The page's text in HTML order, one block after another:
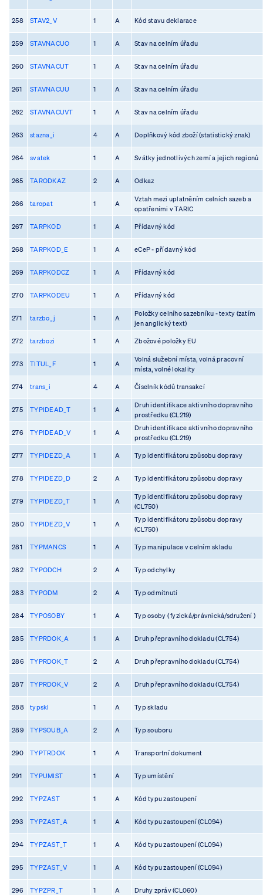
258 STAV2_V 1 A Kód stavu deklarace
259 STAVNACUO 1 A Stav na celním úřadu
260 STAVNACUT 1 A Stav na celním úřadu
261 STAVNACUU 1 A Stav na celním úřadu
262 STAVNACUVT 1 A Stav na celním úřadu
263 stazna_i 4 A Doplňkový kód zboží (statistický znak)
264 svatek 1 A Svátky jednotlivých zemí a jejich regionů
265 TARODKAZ 2 A Odkaz
266 taropat 1 A
Vztah mezi uplatněním celních sazeb a
opatřeními v TARIC
267 TARPKOD 1 A Přídavný kód
268 TARPKOD_E 1 A eCeP - přídavný kód
269 TARPKODCZ 1 A Přídavný kód
270 TARPKODEU 1 A Přídavný kód
271 tarzbo_j 1 A
Položky celního sazebníku - texty (zatím
jen anglický text)
272 tarzbozi 1 A Zbožové položky EU
273 TITUL_F 1 A
Volná služební místa, volná pracovní
místa, volné lokality
274 trans_i 4 A Číselník kódů transakcí
275 TYPIDEAD_T 1 A
Druh identifikace aktivního dopravního
prostředku (CL219)
276 TYPIDEAD_V 1 A
Druh identifikace aktivního dopravního
prostředku (CL219)
277 TYPIDEZD_A 1 A Typ identifikátoru způsobu dopravy
278 TYPIDEZD_D 2 A Typ identifikátoru způsobu dopravy
279 TYPIDEZD_T 1 A
Typ identifikátoru způsobu dopravy
(CL750)
280 TYPIDEZD_V 1 A
Typ identifikátoru způsobu dopravy
(CL750)
281 TYPMANCS 1 A Typ manipulace v celním skladu
282 TYPODCH 2 A Typ odchylky
283 TYPODM 2 A Typ odmítnutí
284 TYPOSOBY 1 A Typ osoby ( fyzická/právnická/sdružení )
285 TYPRDOK_A 1 A Druh přepravního dokladu (CL754)
286 TYPRDOK_T 2 A Druh přepravního dokladu (CL754)
287 TYPRDOK_V 2 A Druh přepravního dokladu (CL754)
288 typskl 1 A Typ skladu
289 TYPSOUB_A 2 A Typ souboru
290 TYPTRDOK 1 A Transportní dokument
291 TYPUMIST 1 A Typ umístění
292 TYPZAST 1 A Kód typu zastoupení
293 TYPZAST_A 1 A Kód typu zastoupení (CL094)
294 TYPZAST_T 1 A Kód typu zastoupení (CL094)
295 TYPZAST_V 1 A Kód typu zastoupení (CL094)
296 TYPZPR_T 1 A Druhy zpráv (CL060)